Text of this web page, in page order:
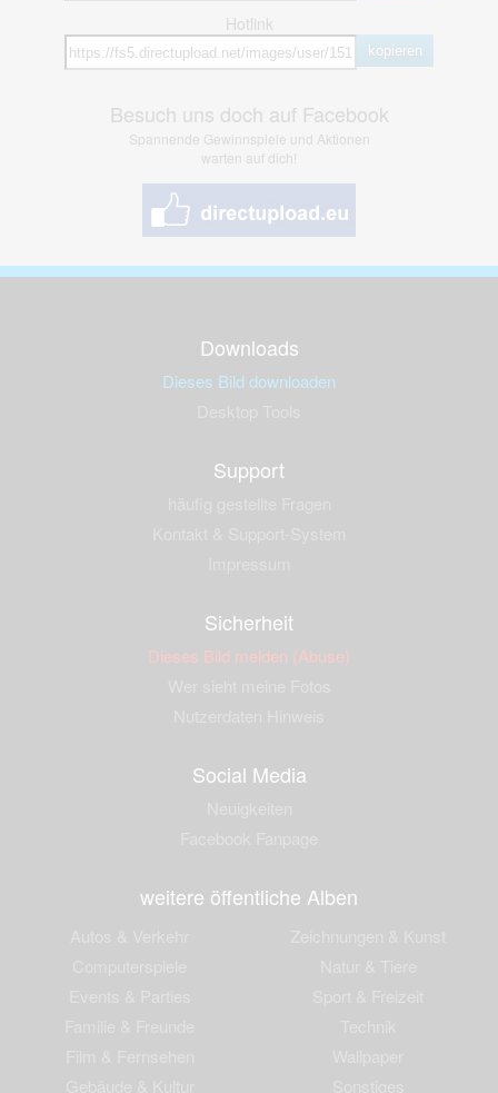
Hotlink
kopieren
Besuch uns doch auf Facebook
Spannende Gewinnspiele und Aktionen
warten auf dich!
Downloads
Dieses Bild downloaden
Support
Sicherheit
Dieses Bild melden (Abuse)
Social Media
weitere öffentliche Alben